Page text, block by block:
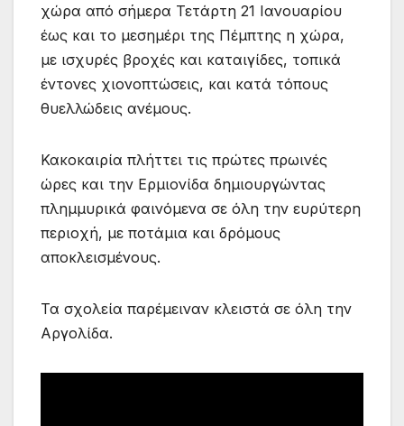
χώρα από σήμερα Τετάρτη 21 Ιανουαρίου
έως και το μεσημέρι της Πέμπτης η χώρα,
με ισχυρές βροχές και καταιγίδες, τοπικά
έντονες χιονοπτώσεις, και κατά τόπους
θυελλώδεις ανέμους.
Κακοκαιρία πλήττει τις πρώτες πρωινές
ώρες και την Ερμιονίδα δημιουργώντας
πλημμυρικά φαινόμενα σε όλη την ευρύτερη
περιοχή, με ποτάμια και δρόμους
αποκλεισμένους.
Τα σχολεία παρέμειναν κλειστά σε όλη την
Αργολίδα.